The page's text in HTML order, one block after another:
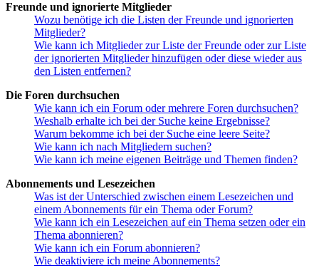
Freunde und ignorierte Mitglieder
Wozu benötige ich die Listen der Freunde und ignorierten
Mitglieder?
Wie kann ich Mitglieder zur Liste der Freunde oder zur Liste
der ignorierten Mitglieder hinzufügen oder diese wieder aus
den Listen entfernen?
Die Foren durchsuchen
Wie kann ich ein Forum oder mehrere Foren durchsuchen?
Weshalb erhalte ich bei der Suche keine Ergebnisse?
Warum bekomme ich bei der Suche eine leere Seite?
Wie kann ich nach Mitgliedern suchen?
Wie kann ich meine eigenen Beiträge und Themen finden?
Abonnements und Lesezeichen
Was ist der Unterschied zwischen einem Lesezeichen und
einem Abonnements für ein Thema oder Forum?
Wie kann ich ein Lesezeichen auf ein Thema setzen oder ein
Thema abonnieren?
Wie kann ich ein Forum abonnieren?
Wie deaktiviere ich meine Abonnements?